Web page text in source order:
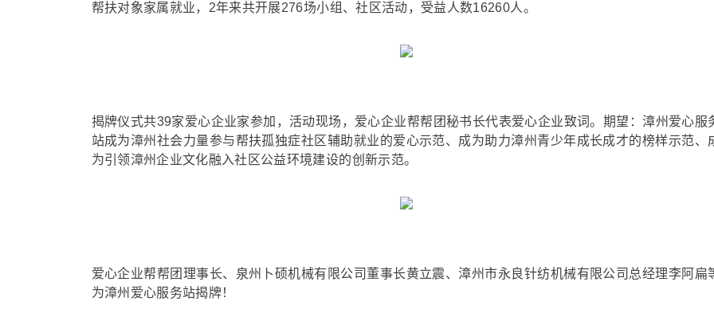
帮扶对象家属就业，2年来共开展276场小组、社区活动，受益人数16260人。
揭牌仪式共39家爱心企业家参加，活动现场，爱心企业帮帮团秘书长代表爱心企业致词。期望：漳州爱心服
站成为漳州社会力量参与帮扶孤独症社区辅助就业的爱心示范、成为助力漳州青少年成长成才的榜样示范、
为引领漳州企业文化融入社区公益环境建设的创新示范。
爱心企业帮帮团理事长、泉州卜硕机械有限公司董事长黄立震、漳州市永良针纺机械有限公司总经理李阿扁
为漳州爱心服务站揭牌！